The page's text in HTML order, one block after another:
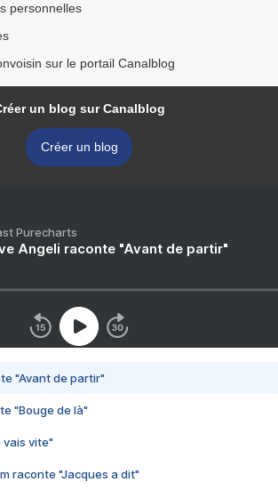
personnelles
sur le portail Canalblog
un blog sur Canalblog
Créer un blog
Purecharts
Angeli raconte "Avant de partir"
"Avant de partir"
"Bouge de là"
vais vite"
raconte "Jacques a dit"